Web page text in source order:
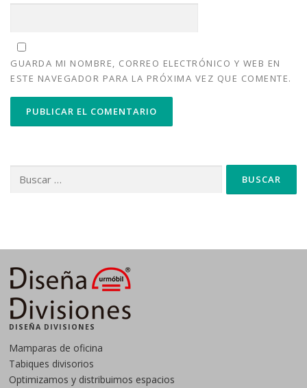
GUARDA MI NOMBRE, CORREO ELECTRÓNICO Y WEB EN
ESTE NAVEGADOR PARA LA PRÓXIMA VEZ QUE COMENTE.
DISEÑA DIVISIONES
Mamparas de oficina
Tabiques divisorios
Optimizamos y distribuimos espacios